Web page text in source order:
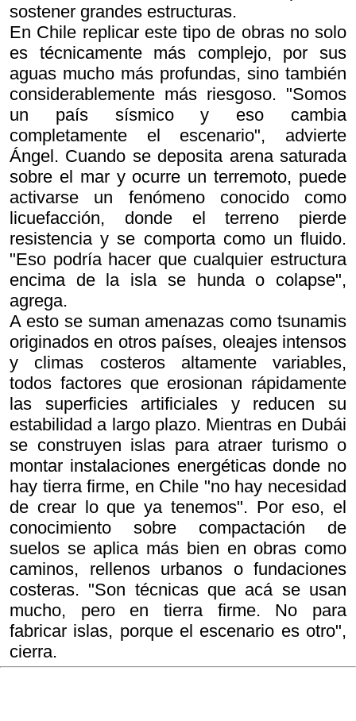
sostener grandes estructuras.
En Chile replicar este tipo de obras no solo
es técnicamente más complejo, por sus
aguas mucho más profundas, sino también
considerablemente más riesgoso. "Somos
un país sísmico y eso cambia
completamente el escenario", advierte
Ángel. Cuando se deposita arena saturada
sobre el mar y ocurre un terremoto, puede
activarse un fenómeno conocido como
licuefacción, donde el terreno pierde
resistencia y se comporta como un fluido.
"Eso podría hacer que cualquier estructura
encima de la isla se hunda o colapse",
agrega.
A esto se suman amenazas como tsunamis
originados en otros países, oleajes intensos
y climas costeros altamente variables,
todos factores que erosionan rápidamente
las superficies artificiales y reducen su
estabilidad a largo plazo. Mientras en Dubái
se construyen islas para atraer turismo o
montar instalaciones energéticas donde no
hay tierra firme, en Chile "no hay necesidad
de crear lo que ya tenemos". Por eso, el
conocimiento sobre compactación de
suelos se aplica más bien en obras como
caminos, rellenos urbanos o fundaciones
costeras. "Son técnicas que acá se usan
mucho, pero en tierra firme. No para
fabricar islas, porque el escenario es otro",
cierra.